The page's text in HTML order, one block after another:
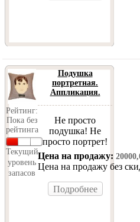
Рейтинг:
Пока без
рейтинга
Текущий
уровень
запасов
Подушка
портретная.
Аппликация.
Не просто
подушка! Не
просто портрет!
Цена на продажу:
Цена на продажу без
Подробнее